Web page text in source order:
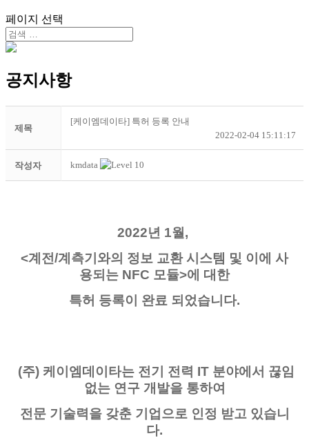
페이지 선택
공지사항
제목
[케이엠데이타] 특허 등록 안내
2022-02-04 15:11:17
작성자 kmdata
2022년 1월,
<계전/계측기와의 정보 교환 시스템 및 이에 사
용되는 NFC 모듈>에 대한
특허 등록이 완료 되었습니다.
(주) 케이엠데이타는 전기 전력 IT 분야에서 끊임
없는 연구 개발을 통하여
전문 기술력을 갖춘 기업으로 인정 받고 있습니
다.